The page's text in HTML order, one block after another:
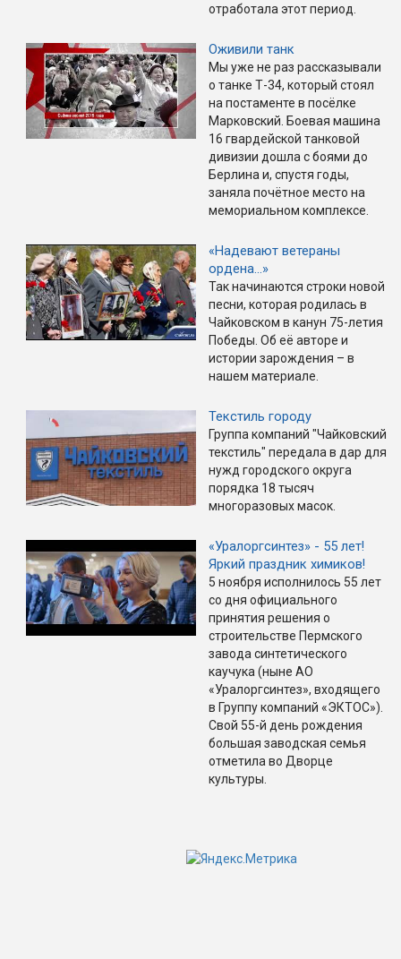
отработала этот период.
Оживили танк
Мы уже не раз рассказывали
о танке Т-34, который стоял
на постаменте в посёлке
Марковский. Боевая машина
16 гвардейской танковой
дивизии дошла с боями до
Берлина и, спустя годы,
заняла почётное место на
мемориальном комплексе.
«Надевают ветераны
ордена…»
Так начинаются строки новой
песни, которая родилась в
Чайковском в канун 75-летия
Победы. Об её авторе и
истории зарождения – в
нашем материале.
Текстиль городу
Группа компаний "Чайковский
текстиль" передала в дар для
нужд городского округа
порядка 18 тысяч
многоразовых масок.
«Уралоргсинтез» - 55 лет!
Яркий праздник химиков!
5 ноября исполнилось 55 лет
со дня официального
принятия решения о
строительстве Пермского
завода синтетического
каучука (ныне АО
«Уралоргсинтез», входящего
в Группу компаний «ЭКТОС»).
Свой 55-й день рождения
большая заводская семья
отметила во Дворце
культуры.